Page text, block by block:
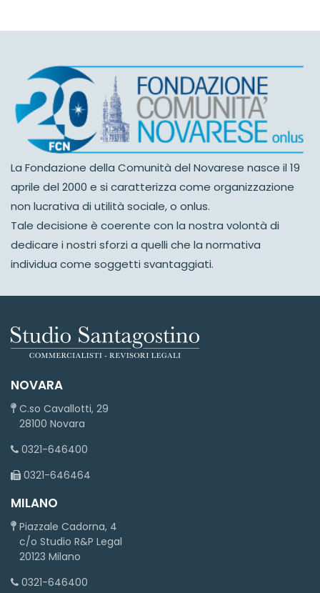
La Fondazione della Comunità del Novarese nasce il 19
aprile del 2000 e si caratterizza come organizzazione
non lucrativa di utilità sociale, o onlus.
Tale decisione è coerente con la nostra volontà di
dedicare i nostri sforzi a quelli che la normativa
individua come soggetti svantaggiati.
NOVARA
C.so Cavallotti, 29
28100 Novara
0321-646400
0321-646464
MILANO
Piazzale Cadorna, 4
c/o Studio R&P Legal
20123 Milano
0321-646400